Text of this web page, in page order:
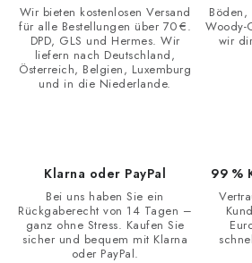
Wir bieten kostenlosen Versand
für alle Bestellungen über 70 €.
DPD, GLS und Hermes. Wir
liefern nach Deutschland,
Österreich, Belgien, Luxemburg
und in die Niederlande.
Woody-
wir
Klarna oder PayPal
Bei uns haben Sie ein
Rückgaberecht von 14 Tagen –
ganz ohne Stress. Kaufen Sie
sicher und bequem mit Klarna
oder PayPal.
99 %